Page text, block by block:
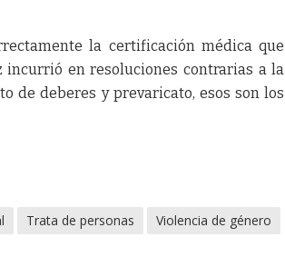
la certificación médica que
incurrió en resoluciones contrarias a la
de deberes y prevaricato, esos son los
Trata de personas Violencia de género